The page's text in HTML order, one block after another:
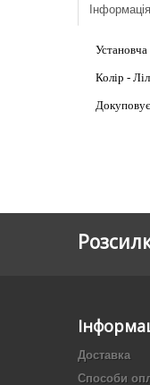
Інформація
Установча
Колір -
Доставка
Способи